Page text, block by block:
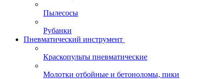
Пылесосы
Рубанки
Пневматический инструмент
Краскопульты пневматические
Молотки отбойные и бетоноломы, пики